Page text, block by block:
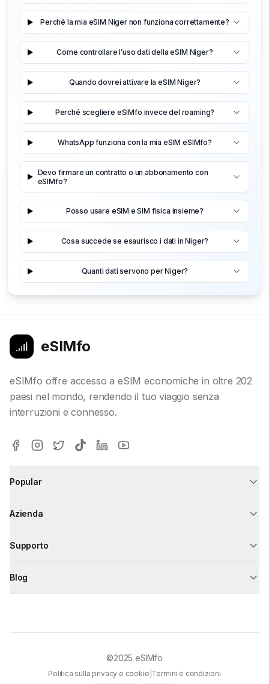
Perché la mia eSIM Niger non funziona correttamente?
Come controllare l’uso dati della eSIM Niger?
Quando dovrei attivare la eSIM Niger?
Perché scegliere eSIMfo invece del roaming?
WhatsApp funziona con la mia eSIM eSIMfo?
Devo firmare un contratto o un abbonamento con
eSIMfo?
Posso usare eSIM e SIM fisica insieme?
Cosa succede se esaurisco i dati in Niger?
Quanti dati servono per Niger?
eSIMfo
eSIMfo offre accesso a eSIM economiche in oltre 202
paesi nel mondo, rendendo il tuo viaggio senza
interruzioni e connesso.
Popular
Azienda
Supporto
Blog
©2025 eSIMfo
Politica sulla privacy e cookie Termini e condizioni